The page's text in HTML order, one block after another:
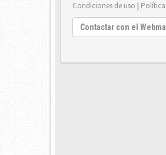
Condiciones de uso |
Contactar con el